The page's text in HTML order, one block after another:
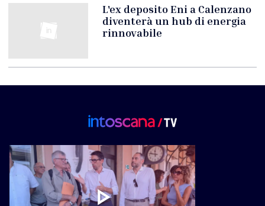
L'ex deposito Eni a Calenzano
diventerà un hub di energia
rinnovabile